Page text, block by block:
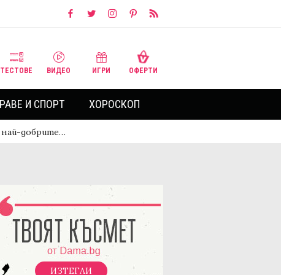
ТЕСТОВЕ ВИДЕО ИГРИ ОФЕРТИ
И СПОРТ ХОРОСКОП
най-добрите…
ИЗТЕГЛИ